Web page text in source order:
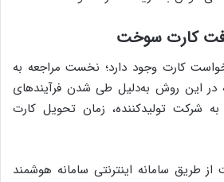
کارت سوخت
کارت وجود دارد؛ نخست مراجعه به
+۱۰ است که در این روش به‌دلیل طی شدن فرآیندهای
به شرکت تولیدکننده، زمان تحویل کارت
طریق سامانه اینترنتی سامانه هوشمند